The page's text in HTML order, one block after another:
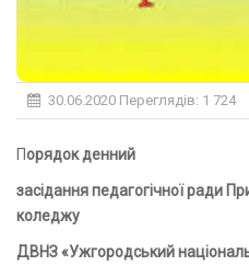
30.06.2020 Переглядів: 1 724
Порядок денний
засідання педагогічної ради
коледжу
ДВНЗ «Ужгородський